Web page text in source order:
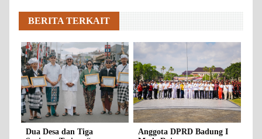
BERITA TERKAIT
Dua Desa dan Tiga
Anggota DPRD Badung I